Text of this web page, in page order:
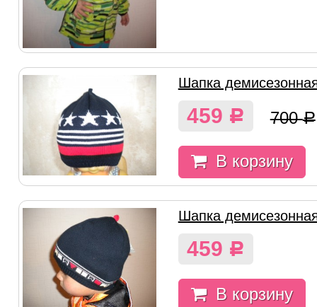
Шапка
459 Р 700Р
В корзину
Шапка
459 Р
В корзину